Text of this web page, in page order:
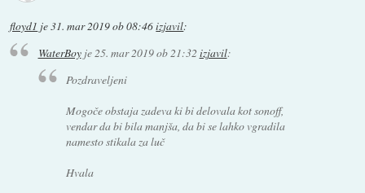
floyd1 je31. mar 2019 ob 08:46izjavil:
WaterBoyje25. mar 2019 ob 21:32 izjavil:
Pozdraveljeni
Mogoče obstaja zadeva ki bi delovala kot sonoff,
vendar da bi bila manjša, da bi se lahko vgradila
namesto stikala za luč
Hvala